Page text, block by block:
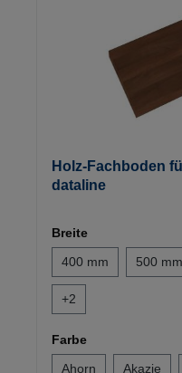
Holz-Fachboden
dataline
Breite
400 mm
500 mm
+2
Farbe
Ahorn
Akazie